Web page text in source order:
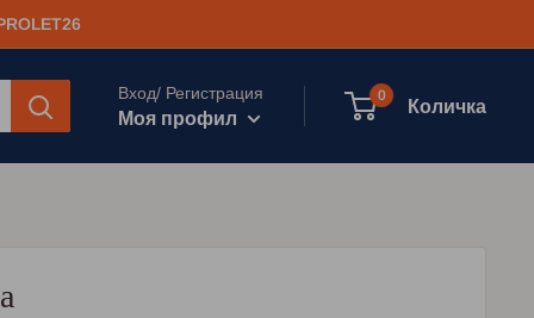
Вход/ Регистрация
Моя профил
0
Количка